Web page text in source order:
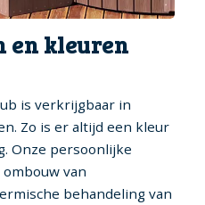
en kleuren
is verkrijgbaar in
Zo is er altijd een kleur
Onze persoonlijke
van
behandeling van